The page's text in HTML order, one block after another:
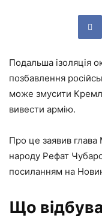
Подальша ізоляція
позбавлення
може змусити
вивести армію.
Про це заявив глава
народу Рефат
посиланням на
Що